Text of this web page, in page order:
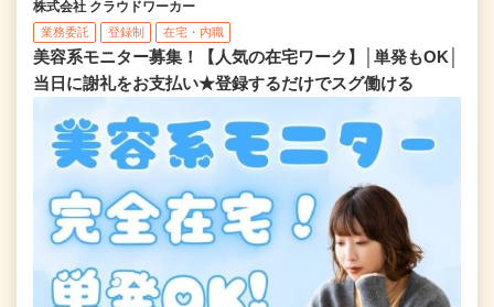
株式会社 クラウドワーカー
業務委託 登録制 在宅・内職
美容系モニター募集！【人気の在宅ワーク】│単発もOK│
当日に謝礼をお支払い★登録するだけでスグ働ける